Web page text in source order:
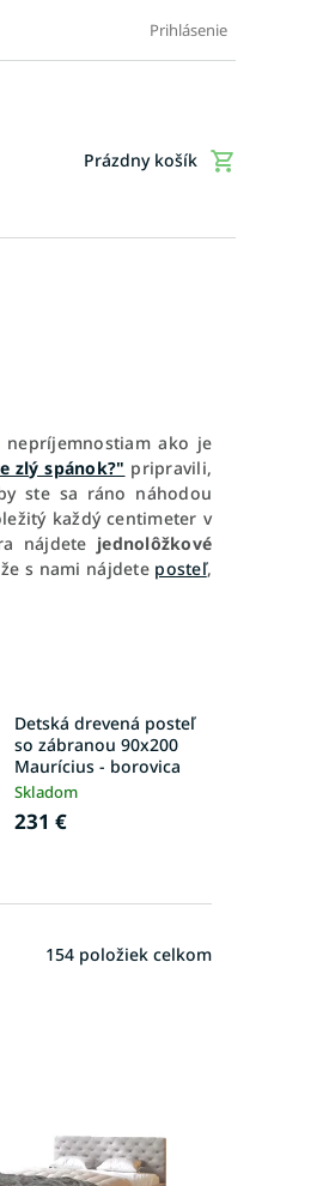
Doplnkové služby
Prihlásenie
Nákupný
Prázdny košík
nepríjemnostiam ako je
zlý spánok?" pripravili,
ste sa ráno náhodou
každý centimeter v
nájdete jednolôžkové
s nami nájdete posteľ,
Detská drevená posteľ
so zábranou 90x200
Maurícius - borovica
Skladom
231 €
154 položiek celkom